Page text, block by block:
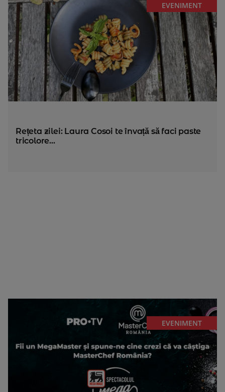
EVENIMENT
Rețeta zilei: Laura Cosoi te învață să faci paste
tricolore...
EVENIMENT